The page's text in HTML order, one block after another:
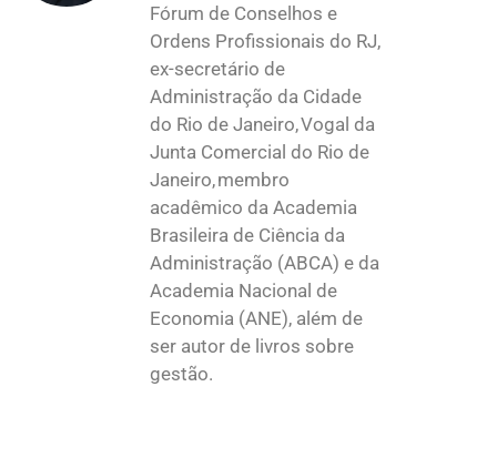
Fórum de Conselhos e
Ordens Profissionais do RJ,
ex-secretário de
Administração da Cidade
do Rio de Janeiro, Vogal da
Junta Comercial do Rio de
Janeiro, membro
acadêmico da Academia
Brasileira de Ciência da
Administração (ABCA) e da
Academia Nacional de
Economia (ANE), além de
ser autor de livros sobre
gestão.